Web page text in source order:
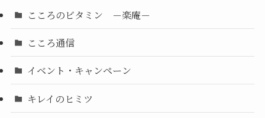
こころのビタミン －楽庵－
こころ通信
イベント・キャンペーン
キレイのヒミツ